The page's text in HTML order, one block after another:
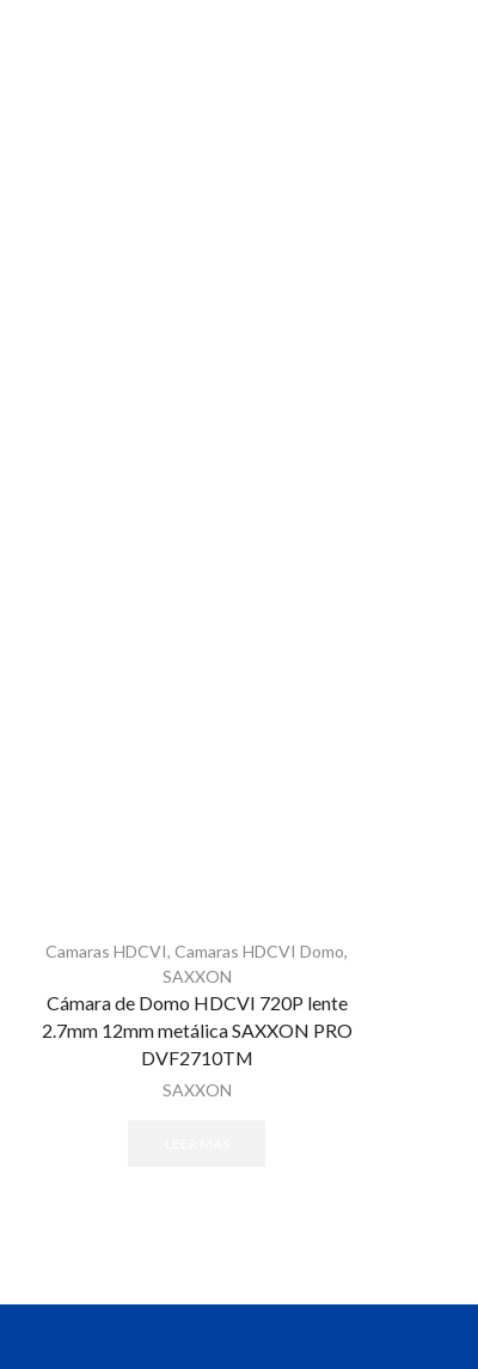
Camaras HDCVI, Camaras HDCVI Domo,
SAXXON
Cámara de Domo HDCVI 720P lente
2.7mm 12mm metálica SAXXON PRO
DVF2710TM
SAXXON